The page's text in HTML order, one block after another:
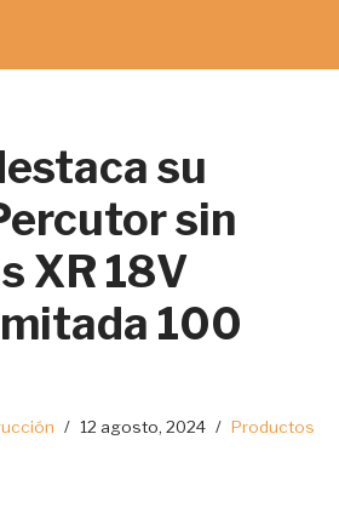
su
sin
XR 18V
100
12 agosto, 2024 Productos